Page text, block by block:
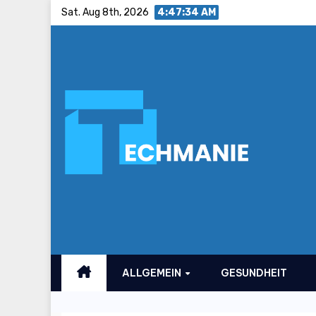
Sat. Aug 8th, 2026 4:47:34 AM
ALLGEMEIN GESUNDHEIT